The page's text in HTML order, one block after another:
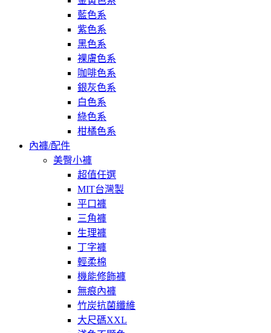
藍色系
紫色系
黑色系
裸膚色系
咖啡色系
銀灰色系
白色系
綠色系
柑橘色系
內褲/配件
美臀小褲
超值任選
MIT台灣製
平口褲
三角褲
生理褲
丁字褲
輕柔棉
機能修飾褲
無痕內褲
竹炭抗菌纖維
大尺碼XXL